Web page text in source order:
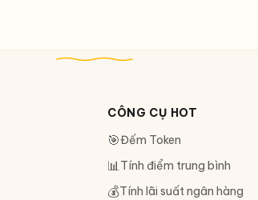
CÔNG CỤ HOT
🎯Đếm Token
📊Tính điểm trung bình
💰Tính lãi suất ngân hàng